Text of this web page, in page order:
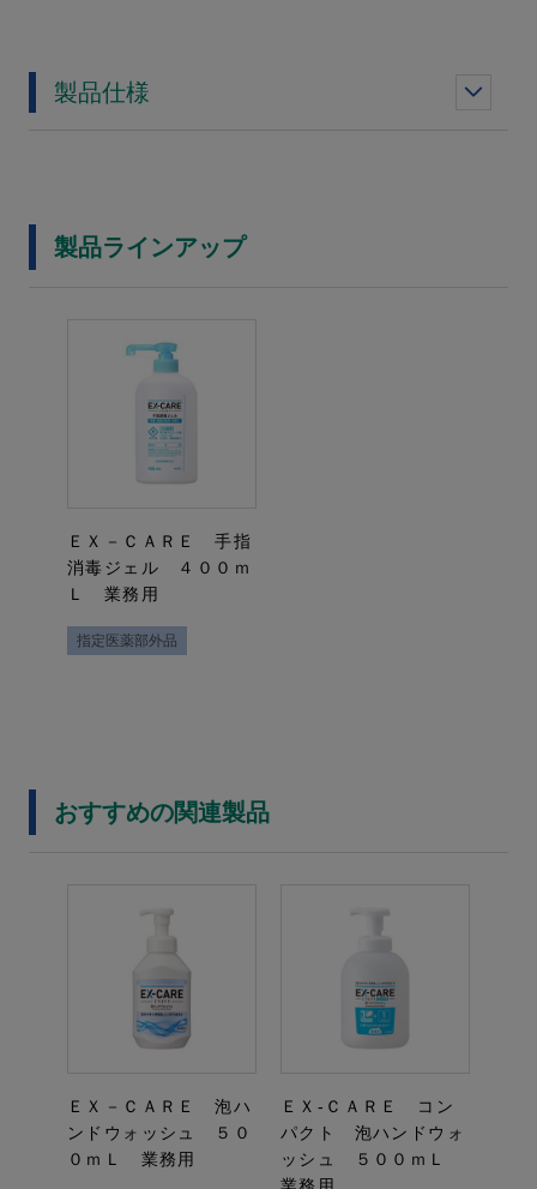
製品仕様
製品ラインアップ
ＥＸ－ＣＡＲＥ 手指
消毒ジェル ４００ｍ
Ｌ 業務用
指定医薬部外品
おすすめの関連製品
ＥＸ－ＣＡＲＥ 泡ハ
ンドウォッシュ ５０
０ｍＬ 業務用
ＥＸ‐ＣＡＲＥ コン
パクト 泡ハンドウォ
ッシュ ５００ｍＬ
業務用